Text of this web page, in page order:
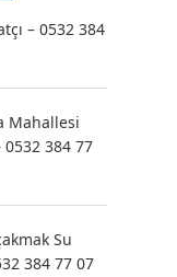
– 0532 384
Mahallesi
384 77
Su
384 77 07